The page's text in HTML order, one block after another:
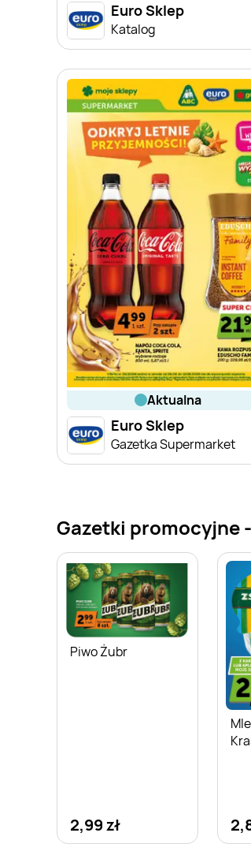
Euro Sklep
Katalog
aktualna
Euro Sklep
Gazetka Supermarket
Gazetki promocyjne
Piwo Żubr
2,99 zł